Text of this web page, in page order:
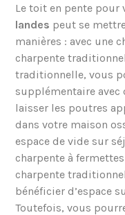
Le toit en pente pour
landes peut se
manières : avec une
charpente
traditionnelle, vous
supplémentaire avec
laisser les poutres
dans votre maison
espace de vide sur
charpente à
charpente
bénéficier d’espace
Toutefois, vous